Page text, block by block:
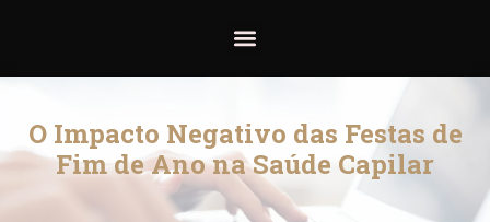
O Impacto Negativo das Festas de
Fim de Ano na Saúde Capilar